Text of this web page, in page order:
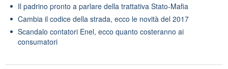
Il padrino pronto a parlare della trattativa Stato-Mafia
Cambia il codice della strada, ecco le novità del 2017
Scandalo contatori Enel, ecco quanto costeranno ai
consumatori